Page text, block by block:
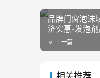
品牌门窗泡沫
济实惠-发泡
上一篇
相关推荐